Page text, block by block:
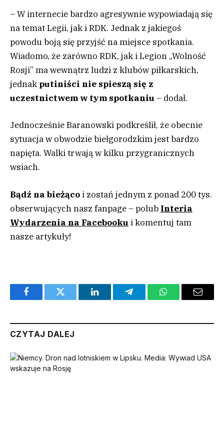
– W internecie bardzo agresywnie wypowiadają się
na temat Legii, jak i RDK. Jednak z jakiegoś
powodu boją się przyjść na miejsce spotkania.
Wiadomo, że zarówno RDK, jak i Legion „Wolność
Rosji” ma wewnątrz ludzi z klubów piłkarskich,
jednak putiniści nie spieszą się z
uczestnictwem w tym spotkaniu– dodał.
Jednocześnie Baranowski podkreślił, że obecnie
sytuacja w obwodzie biełgorodzkim jest bardzo
napięta. Walki trwają w kilku przygranicznych
wsiach.
Bądź na bieżąco i zostań jednym z ponad 200 tys.
obserwujących nasz fanpage – polub Interia
Wydarzenia na Facebooku i komentuj tam
nasze artykuły!
FacebookTwitter LinkedInTelegramWhatsAppEmail
CZYTAJ DALEJ